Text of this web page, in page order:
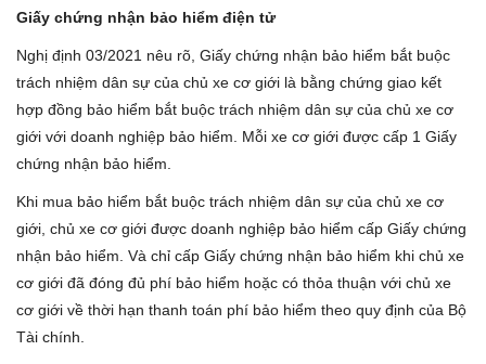
Giấy chứng nhận bảo hiểm điện tử
Nghị định 03/2021 nêu rõ, Giấy chứng nhận bảo hiểm bắt buộc
trách nhiệm dân sự của chủ xe cơ giới là bằng chứng giao kết
hợp đồng bảo hiểm bắt buộc trách nhiệm dân sự của chủ xe cơ
giới với doanh nghiệp bảo hiểm. Mỗi xe cơ giới được cấp 1 Giấy
chứng nhận bảo hiểm.
Khi mua bảo hiểm bắt buộc trách nhiệm dân sự của chủ xe cơ
giới, chủ xe cơ giới được doanh nghiệp bảo hiểm cấp Giấy chứng
nhận bảo hiểm. Và chỉ cấp Giấy chứng nhận bảo hiểm khi chủ xe
cơ giới đã đóng đủ phí bảo hiểm hoặc có thỏa thuận với chủ xe
cơ giới về thời hạn thanh toán phí bảo hiểm theo quy định của Bộ
Tài chính.